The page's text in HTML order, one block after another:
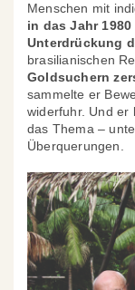
Menschen mit
in das Jahr 1980
Unterdrückung
brasilianischen
Goldsuchern
sammelte er
widerfuhr. Und er
das Thema –
Überquerungen.